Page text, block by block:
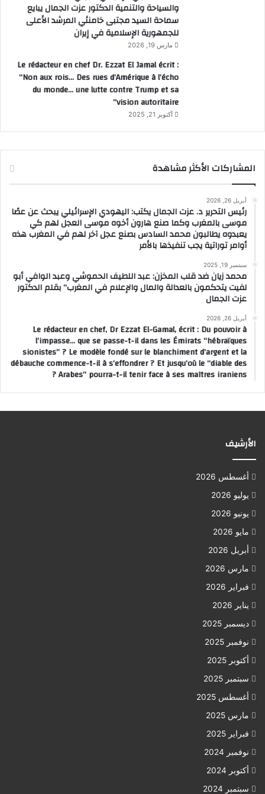
والسياحة والتنمية الدكتور عزت الجمال يبايع
سماحة السيد مجتبى خامنئي المرشد الأعلى
للجمهورية الإسلامية في إيران
مارس 19, 2026
Le rédacteur en chef Dr. Ezzat El Jamal écrit :
“Non aux rois… Des rues d’Amérique à l’écho
du monde… une lutte contre Trump et sa
vision autoritaire”
أكتوبر 21, 2025
المشاركات الأكثر مشاهدة
أبريل 26, 2026
رئيس التحرير د. عزت الجمال يكتب: اليهودي الإسرائيلي يبحث عن عصًا
موسى بالمغرب وكما صنع هارون أخوه موسى العجل لهم كي
يعبدوه يطالبون محمد السادس بصنع عجل آخر لهم في المغرب هذه
أوامر توراتية يجب تنفيذها بالأمر
سبتمبر 19, 2025
محمد زيان ضد قلب المخزن: عبد اللطيف الحموشي وعبد الوافي أبو
لفيت يتحكمون بالعدالة والمال والإعلام في المغرب” بقلم الدكتور
عزت الجمال
أبريل 26, 2026
Le rédacteur en chef, Dr Ezzat El-Gamal, écrit : Du pouvoir à
l’impasse… que se passe-t-il dans les Émirats “hébraïques
sionistes” ? Le modèle fondé sur le blanchiment d’argent et la
débauche commence-t-il à s’effondrer ? Et jusqu’où le “diable des
Arabes” pourra-t-il tenir face à ses maîtres iraniens ?
الأرشيف
أغسطس 2026
يوليو 2026
يونيو 2026
مايو 2026
أبريل 2026
مارس 2026
فبراير 2026
يناير 2026
ديسمبر 2025
نوفمبر 2025
أكتوبر 2025
سبتمبر 2025
أغسطس 2025
مارس 2025
فبراير 2025
نوفمبر 2024
أكتوبر 2024
سبتمبر 2024